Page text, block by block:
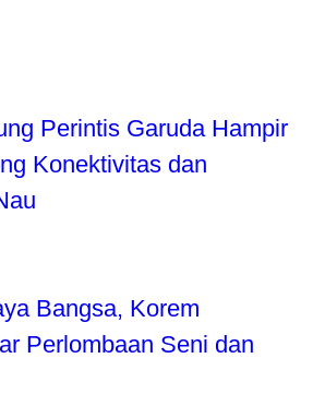
Perintis Garuda Hampir
Konektivitas dan
Bangsa, Korem
Perlombaan Seni dan